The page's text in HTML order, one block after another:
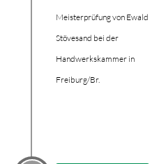
Meisterprüfung von Ewald
Stövesand bei der
Handwerkskammer in
Freiburg/Br.